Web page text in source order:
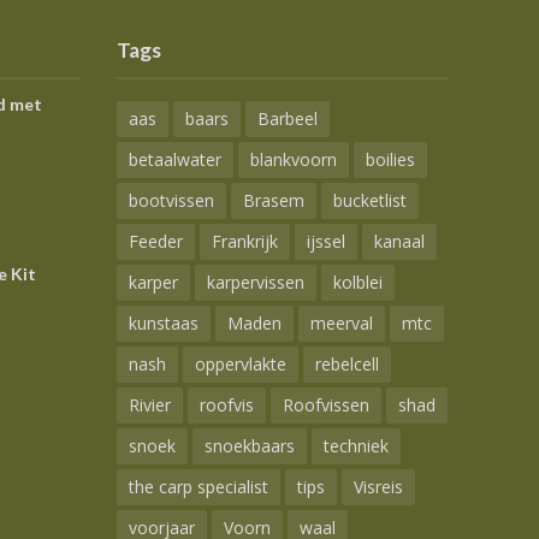
met
Kit
Tags
aas baars
Barbeel
betaalwater
blankvoorn
boilies
bootvissen
Brasem
bucketlist
Feeder
Frankrijk ijssel
kanaal
karper
karpervissen
kolblei
kunstaas
Maden meerval
mtc
nash
oppervlakte
rebelcell
Rivier
roofvis Roofvissen
shad
snoek
snoekbaars
techniek
the carp specialist
tips
Visreis
voorjaar
Voorn waal